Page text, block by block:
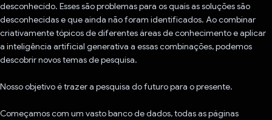
desconhecido. Esses são problemas para os quais as soluções são
desconhecidas e que ainda não foram identificados. Ao combinar
criativamente tópicos de diferentes áreas de conhecimento e aplicar
a inteligência artificial generativa a essas combinações, podemos
descobrir novos temas de pesquisa.
Nosso objetivo é trazer a pesquisa do futuro para o presente.
Começamos com um vasto banco de dados, todas as páginas